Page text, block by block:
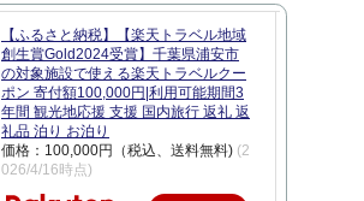
【ふるさと納税】【楽天トラベル地域
創生賞Gold2024受賞】千葉県浦安市
の対象施設で使える楽天トラベルクー
ポン 寄付額100,000円|利用可能期間3
年間 観光地応援 支援 国内旅行 返礼 返
礼品 泊り お泊り
価格：100,000円（税込、送料無料) (2
026/4/16時点)